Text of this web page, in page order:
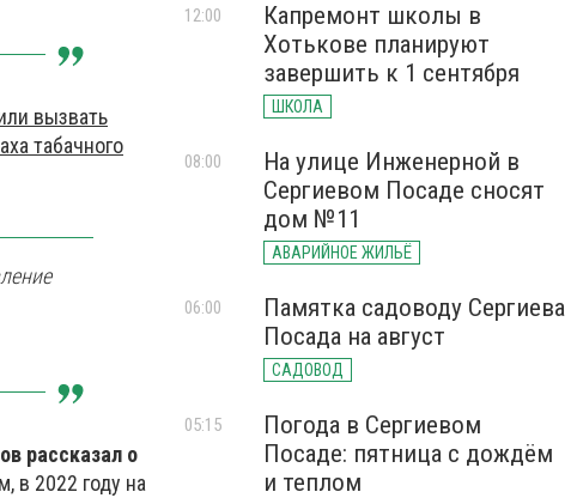
вызвать
табачного
рассказал о
в 2022 году на
Капремонт школы в
Хотькове планируют
завершить к 1 сентября
ШКОЛА
12:00
На улице Инженерной в
Сергиевом Посаде сносят
дом №11
АВАРИЙНОЕ ЖИЛЬЁ
08:00
Памятка садоводу Сергиева
Посада на август
САДОВОД
06:00
Погода в Сергиевом
Посаде: пятница с дождём
и теплом
05:15